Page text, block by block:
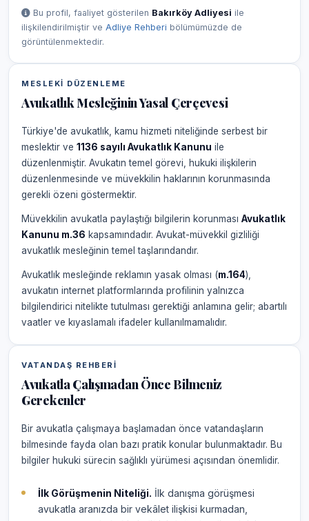
Bu profil, faaliyet gösterilen Bakırköy Adliyesi ile
ilişkilendirilmiştir ve Adliye Rehberi bölümümüzde de
görüntülenmektedir.
MESLEKI DÜZENLEME
Avukatlık Mesleğinin Yasal Çerçevesi
Türkiye'de avukatlık, kamu hizmeti niteliğinde serbest bir
meslektir ve 1136 sayılı Avukatlık Kanunu ile
düzenlenmiştir. Avukatın temel görevi, hukuki ilişkilerin
düzenlenmesinde ve müvekkilin haklarının korunmasında
gerekli özeni göstermektir.
Müvekkilin avukatla paylaştığı bilgilerin korunması Avukatlık
Kanunu m.36 kapsamındadır. Avukat-müvekkil gizliliği
avukatlık mesleğinin temel taşlarındandır.
Avukatlık mesleğinde reklamın yasak olması (m.164),
avukatın internet platformlarında profilinin yalnızca
bilgilendirici nitelikte tutulması gerektiği anlamına gelir; abartılı
vaatler ve kıyaslamalı ifadeler kullanılmamalıdır.
VATANDAŞ REHBERI
Avukatla Çalışmadan Önce Bilmeniz
Gerekenler
Bir avukatla çalışmaya başlamadan önce vatandaşların
bilmesinde fayda olan bazı pratik konular bulunmaktadır. Bu
bilgiler hukuki sürecin sağlıklı yürümesi açısından önemlidir.
İlk Görüşmenin Niteliği. İlk danışma görüşmesi
avukatla aranızda bir vekâlet ilişkisi kurmadan,